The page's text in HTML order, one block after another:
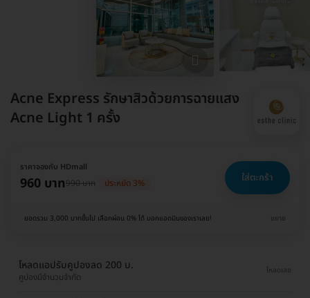
Acne Express รักษาสิวด้วยการฉายแสง
Acne Light 1 ครั้ง
ราคาจองกับ HDmall
960 บาท990 บาท ประหยัด 3% ใส่ตะกร้า
ยอดรวม 3,000 บาทขึ้นไป เลือกผ่อน 0% ได้ บอกแอดมินของเราเลย! ขยาย
โหลดแอปรับคูปองลด 200 บ.
คูปองมีจำนวนจำกัด
โหลดเลย